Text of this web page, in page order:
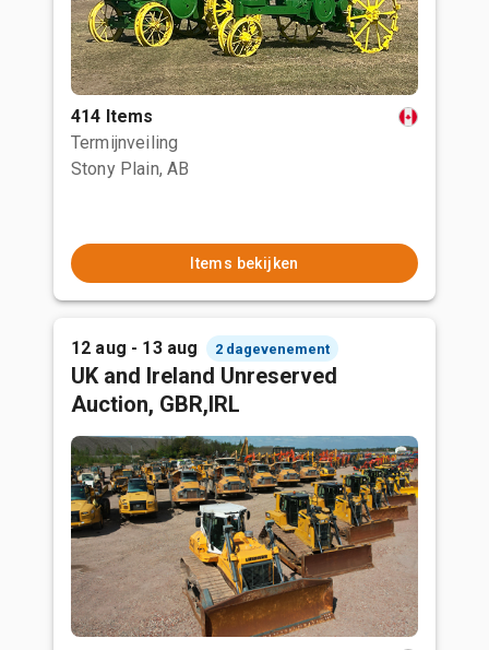
414 Items
Termijnveiling
Stony Plain, AB
Items bekijken
12 aug - 13 aug 2 dagevenement
UK and Ireland Unreserved
Auction, GBR,IRL